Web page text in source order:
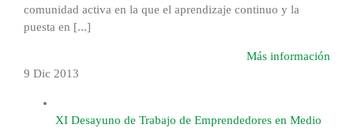
comunidad activa en la que el aprendizaje continuo y la
puesta en [...]
Más información
9 Dic 2013
XI Desayuno de Trabajo de Emprendedores en Medio